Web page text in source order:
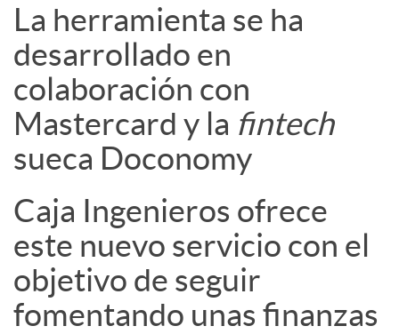
La herramienta se ha
desarrollado en
colaboración con
Mastercard y la fintech
sueca Doconomy
Caja Ingenieros ofrece
este nuevo servicio con el
objetivo de seguir
fomentando unas finanzas